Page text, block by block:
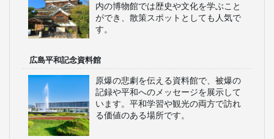
内の博物館では歴史や文化を学ぶこと
ができ、散策スポットとしても人気で
す。
広島平和記念資料館
原爆の悲劇を伝える資料館で、被爆の
記録や平和へのメッセージを展示して
います。平和学習や観光の両方で訪れ
る価値のある場所です。